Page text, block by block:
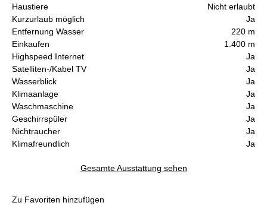
Haustiere
Nicht erlaubt
Kurzurlaub möglich
Ja
Entfernung Wasser
220 m
Einkaufen
1.400 m
Highspeed Internet
Ja
Satelliten-/Kabel TV
Ja
Wasserblick
Ja
Klimaanlage
Ja
Waschmaschine
Ja
Geschirrspüler
Ja
Nichtraucher
Ja
Klimafreundlich
Ja
Gesamte Ausstattung sehen
Zu Favoriten hinzufügen